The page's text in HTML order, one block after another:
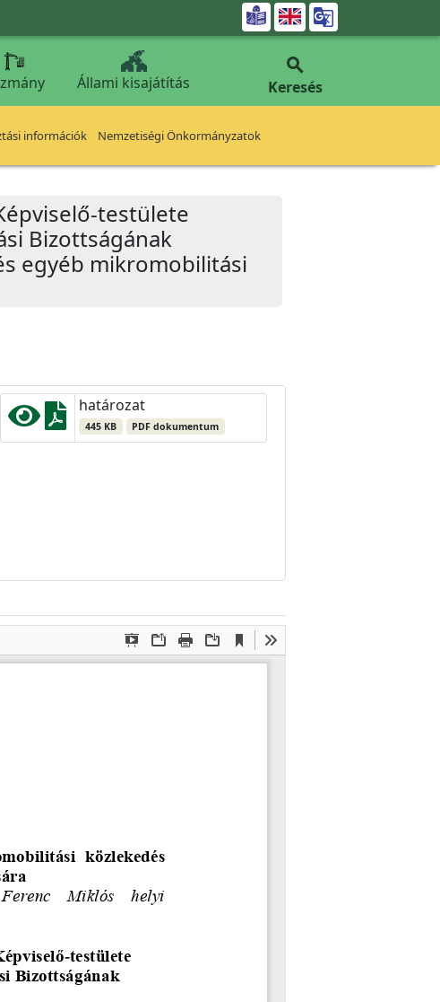

Állami kisajátítás

Keresés
információk Nemzetiségi Önkormányzatok
testülete
Bizottságának
egyéb mikromobilitási
határozat
445 KB PDF dokumentum